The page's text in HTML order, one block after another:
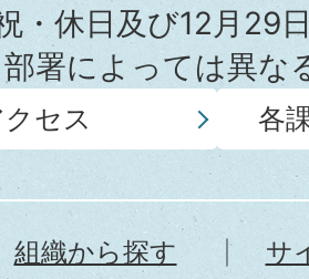
・休日及び12月29
部署によっては異
セス 各
組織から探す
サ